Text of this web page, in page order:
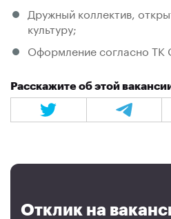
Дружный коллектив,
культуру;
Оформление согласно ТК
Расскажите об этой
Отклик на